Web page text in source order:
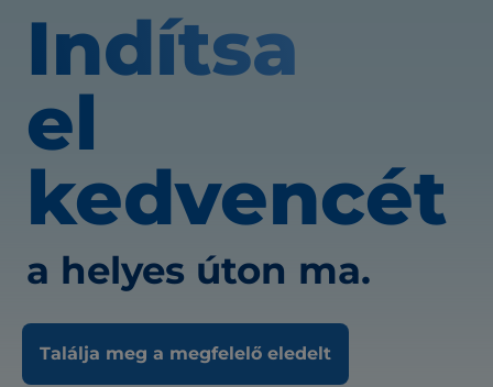
Indítsa
el
kedvencét
a helyes úton ma.
Találja meg a megfelelő eledelt